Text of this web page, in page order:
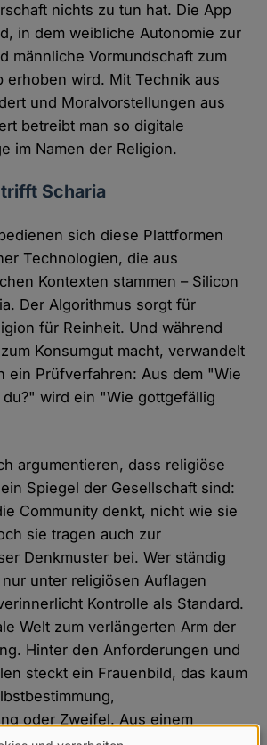
nichts zu tun hat. Die App
in dem weibliche Autonomie zur
männliche Vormundschaft zum
erhoben wird. Mit Technik aus
und Moralvorstellungen aus
betreibt man so digitale
im Namen der Religion.
Scharia
sich diese Plattformen
Technologien, die aus
Kontexten stammen – Silicon
Der Algorithmus sorgt für
für Reinheit. Und während
Konsumgut macht, verwandelt
ein Prüfverfahren: Aus dem "Wie
wird ein "Wie gottgefällig
argumentieren, dass religiöse
Spiegel der Gesellschaft sind:
Community denkt, nicht wie sie
sie tragen auch zur
Denkmuster bei. Wer ständig
unter religiösen Auflagen
Kontrolle als Standard.
Welt zum verlängerten Arm der
Hinter den Anforderungen und
steckt ein Frauenbild, das kaum
oder Zweifel. Aus einem